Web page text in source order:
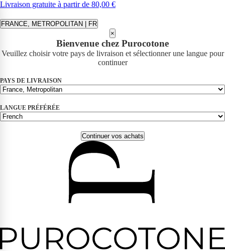
Livraison gratuite à partir de 80,00 €
FRANCE, METROPOLITAN | FR
×
Bienvenue chez Purocotone
Veuillez choisir votre pays de livraison et sélectionner une langue pour
continuer
PAYS DE LIVRAISON
LANGUE PRÉFÉRÉE
Continuer vos achats